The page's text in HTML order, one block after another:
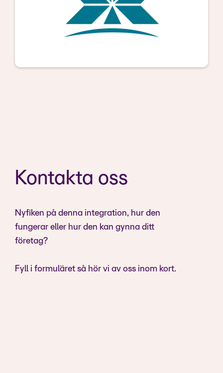
Kontakta oss
Nyfiken på denna integration, hur den
fungerar eller hur den kan gynna ditt
företag?
Fyll i formuläret så hör vi av oss inom kort.